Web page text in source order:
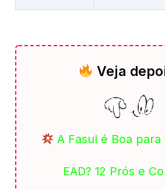
Veja
A Fasul é Boa para
EAD? 12 Prós e